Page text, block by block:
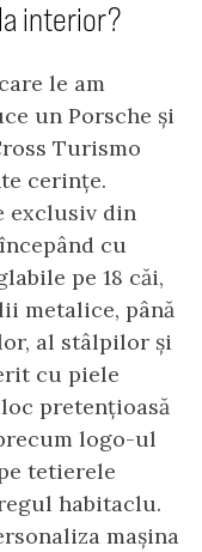
interior?
le am
un Porsche și
Turismo
cerințe.
exclusiv din
cu
pe 18 căi,
metalice, până
al stâlpilor și
cu piele
pretențioasă
logo-ul
tetierele
habitaclu.
mașina